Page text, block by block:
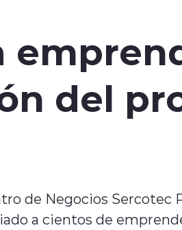
del
de Negocios Sercotec
a cientos de